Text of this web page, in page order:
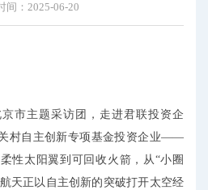
间：2025-06-20
市主题采访团，走进君联投资企
村自主创新专项基金投资企业——
性太阳翼到可回收火箭，从“小圈
天正以自主创新的突破打开太空经